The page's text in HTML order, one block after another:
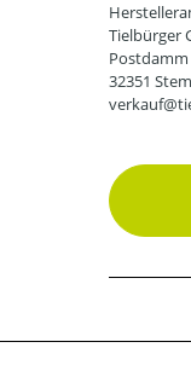
Tielbürger
Postdamm
32351